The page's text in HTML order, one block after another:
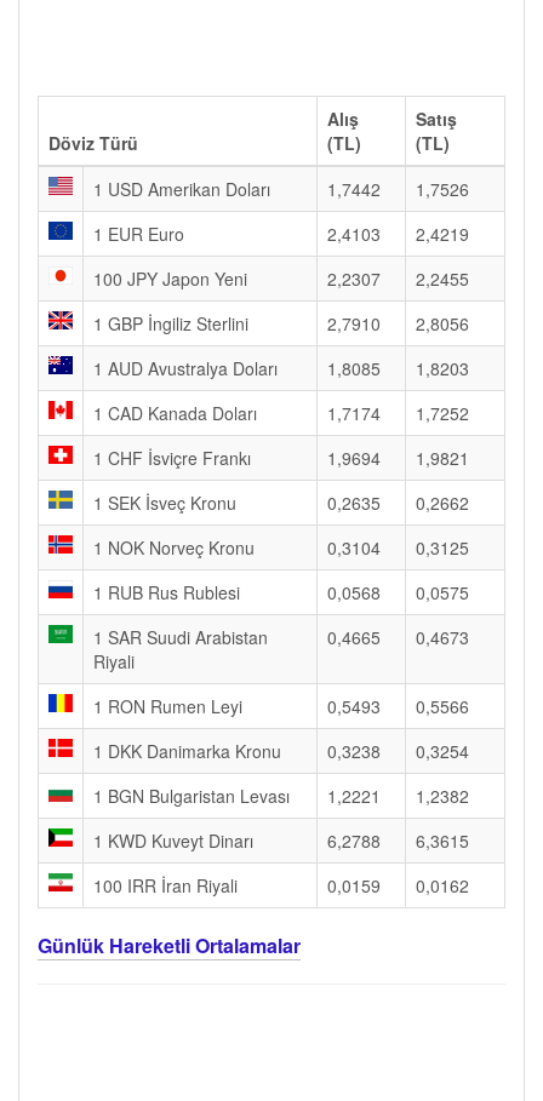
Döviz Türü
Alış
(TL)
Satış
(TL)
1 USD Amerikan Doları
1,7442
1,7526
1 EUR Euro
2,4103
2,4219
100 JPY Japon Yeni
2,2307
2,2455
1 GBP İngiliz Sterlini
2,7910
2,8056
1 AUD Avustralya Doları
1,8085
1,8203
1 CAD Kanada Doları
1,7174
1,7252
1 CHF İsviçre Frankı
1,9694
1,9821
1 SEK İsveç Kronu
0,2635
0,2662
1 NOK Norveç Kronu
0,3104
0,3125
1 RUB Rus Rublesi
0,0568
0,0575
1 SAR Suudi Arabistan
Riyali
0,4665 0,4673
1 RON Rumen Leyi 0,5493
0,5566
1 DKK Danimarka Kronu
0,3238
0,3254
1 BGN Bulgaristan Levası
1,2221
1,2382
1 KWD Kuveyt Dinarı
6,2788
6,3615
100 IRR İran Riyali
0,0159 0,0162
Günlük Hareketli Ortalamalar